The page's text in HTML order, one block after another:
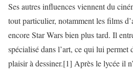
Ses autres influences viennent du
tout particulier, notamment les films
encore Star Wars bien plus tard. Il
spécialisé dans l’art, ce qui lui permet
plaisir à dessiner.[1] Après le lycée il